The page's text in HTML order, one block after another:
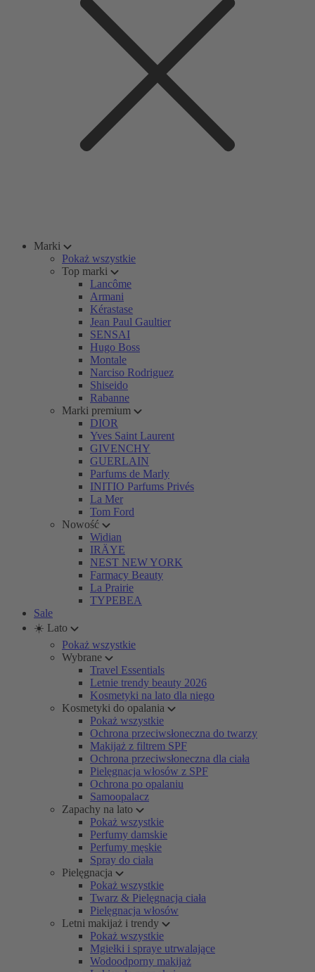
Marki
Pokaż wszystkie
Top marki
Lancôme
Armani
Kérastase
Jean Paul Gaultier
SENSAI
Hugo Boss
Montale
Narciso Rodriguez
Shiseido
Rabanne
Marki premium
DIOR
Yves Saint Laurent
GIVENCHY
GUERLAIN
Parfums de Marly
INITIO Parfums Privés
La Mer
Tom Ford
Nowość
Widian
IRÄYE
NEST NEW YORK
Farmacy Beauty
La Prairie
TYPEBEA
Sale
☀️ Lato
Pokaż wszystkie
Wybrane
Travel Essentials
Letnie trendy beauty 2026
Kosmetyki na lato dla niego
Kosmetyki do opalania
Pokaż wszystkie
Ochrona przeciwsłoneczna do twarzy
Makijaż z filtrem SPF
Ochrona przeciwsłoneczna dla ciała
Pielęgnacja włosów z SPF
Ochrona po opalaniu
Samoopalacz
Zapachy na lato
Pokaż wszystkie
Perfumy damskie
Perfumy męskie
Spray do ciała
Pielęgnacja
Pokaż wszystkie
Twarz & Pielęgnacja ciała
Pielęgnacja włosów
Letni makijaż i trendy
Pokaż wszystkie
Mgiełki i spraye utrwalające
Wodoodporny makijaż